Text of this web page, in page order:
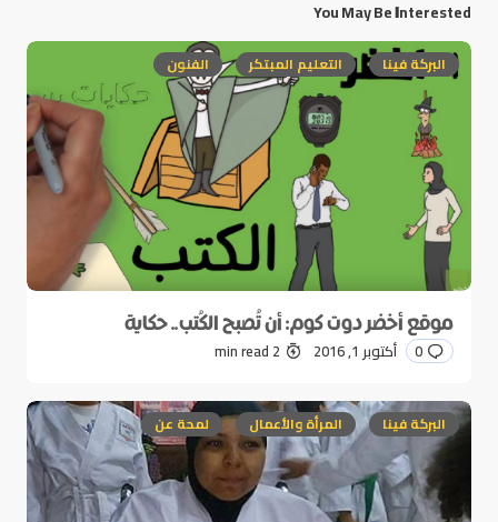
You May Be Interested
البركة فينا التعليم المبتكر الفنون
موقع أخضر دوت كوم: أن تُصبح الكُتب.. حكاية
0 أكتوبر 1, 2016 2 min read
البركة فينا المرأة والأعمال لمحة عن